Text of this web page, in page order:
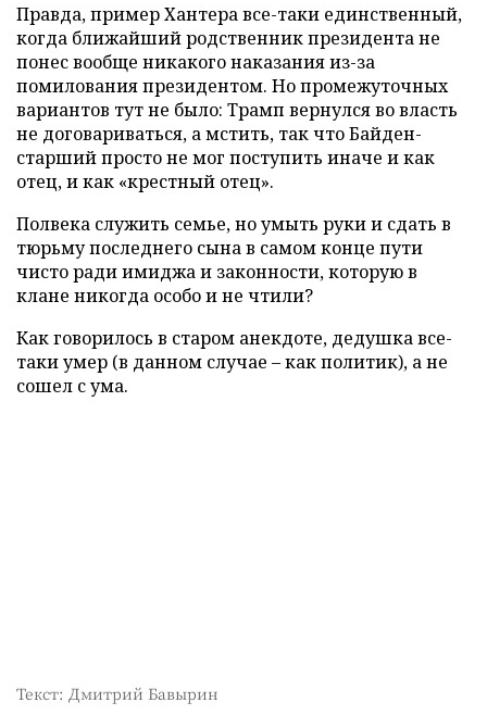
Правда, пример Хантера все-таки единственный,
когда ближайший родственник президента не
понес вообще никакого наказания из-за
помилования президентом. Но промежуточных
вариантов тут не было: Трамп вернулся во власть
не договариваться, а мстить, так что Байден-
старший просто не мог поступить иначе и как
отец, и как «крестный отец».
Полвека служить семье, но умыть руки и сдать в
тюрьму последнего сына в самом конце пути
чисто ради имиджа и законности, которую в
клане никогда особо и не чтили?
Как говорилось в старом анекдоте, дедушка все-
таки умер (в данном случае – как политик), а не
сошел с ума.
Текст: Дмитрий Бавырин